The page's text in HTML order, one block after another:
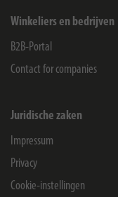
Winkeliers en bedrijven
B2B-Portal
Contact for companies
Juridische zaken
Impressum
Privacy
Cookie-instellingen